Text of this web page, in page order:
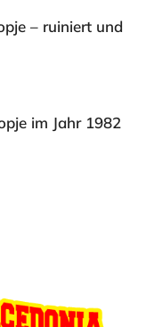
– ruiniert und
im Jahr 1982